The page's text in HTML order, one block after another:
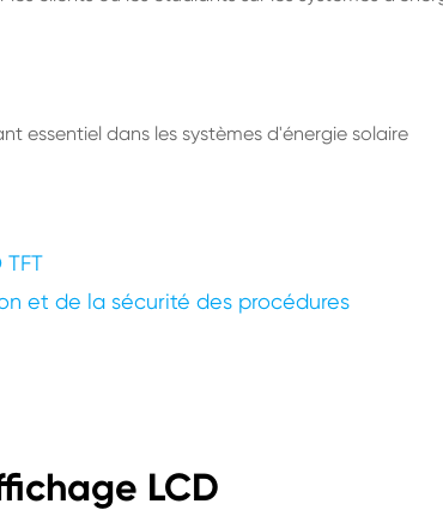
essentiel dans les systèmes d'énergie solaire
et de la sécurité des procédures
LCD